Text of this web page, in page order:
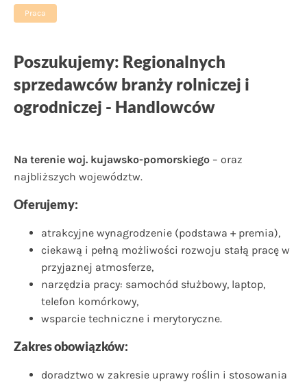
Praca
Poszukujemy: Regionalnych
sprzedawców branży rolniczej i
ogrodniczej - Handlowców
Na terenie woj. kujawsko-pomorskiego – oraz
najbliższych województw.
Oferujemy:
atrakcyjne wynagrodzenie (podstawa + premia),
ciekawą i pełną możliwości rozwoju stałą pracę w
przyjaznej atmosferze,
narzędzia pracy: samochód służbowy, laptop,
telefon komórkowy,
wsparcie techniczne i merytoryczne.
Zakres obowiązków:
doradztwo w zakresie uprawy roślin i stosowania